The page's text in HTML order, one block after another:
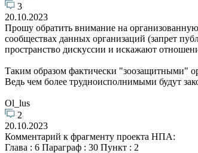
3
20.10.2023
Прошу обратить внимание на
сообществах данных организаций (запрет
пространство дискуссии и искажают
Таким образом фактически "зоозащитными"
Ведь чем более трудноисполнимыми будут
Ol_lus
2
20.10.2023
Комментарий к фрагменту проекта НПА:
Глава : 6 Параграф : 30 Пункт : 2